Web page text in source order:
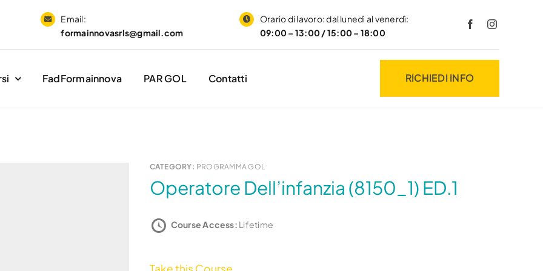
Email:
formainnovasrls@gmail.com
Orario di lavoro: dal lunedì al venerdì:
09:00 – 13:00 / 15:00 – 18:00
FadFormainnova PAR GOL Contatti RICHIEDI INFO
CATEGORY: PROGRAMMA GOL
Operatore Dell’infanzia (8150_1) ED.1
Course Access: Lifetime